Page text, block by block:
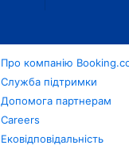
Про компанію
Служба підтримки
Допомога партнерам
Careers
Ековідповідальність